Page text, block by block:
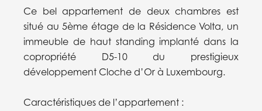
Ce bel appartement de deux chambres est
situé au 5ème étage de la Résidence Volta, un
immeuble de haut standing implanté dans la
copropriété D5-10 du prestigieux
développement Cloche d’Or à Luxembourg.
Caractéristiques de l’appartement :